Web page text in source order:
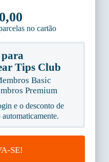
no cartão
para
Tips Club
Basic
Premium
e o desconto de
SE!